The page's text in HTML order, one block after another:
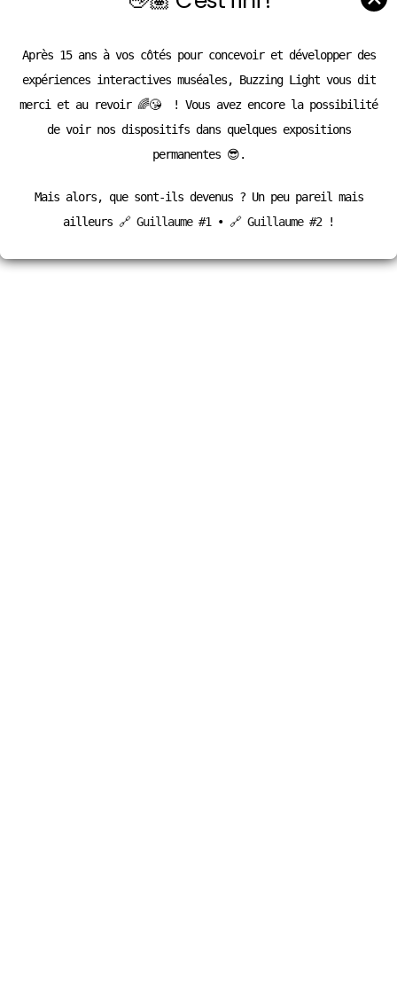
Après 15 ans à vos côtés pour concevoir et développer des
expériences interactives muséales, Buzzing Light vous dit
merci et au revoir 🌈😘 ! Vous avez encore la possibilité
de voir nos dispositifs dans quelques expositions
permanentes 😎.
Mais alors, que sont-ils devenus ? Un peu pareil mais
ailleurs 🔗 Guillaume #1 • 🔗 Guillaume #2 !